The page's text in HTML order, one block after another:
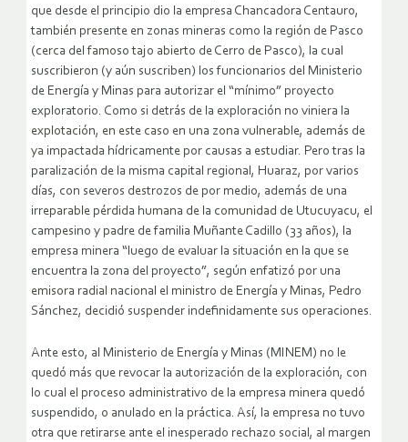
que desde el principio dio la empresa Chancadora Centauro,
también presente en zonas mineras como la región de Pasco
(cerca del famoso tajo abierto de Cerro de Pasco), la cual
suscribieron (y aún suscriben) los funcionarios del Ministerio
de Energía y Minas para autorizar el “mínimo” proyecto
exploratorio. Como si detrás de la exploración no viniera la
explotación, en este caso en una zona vulnerable, además de
ya impactada hídricamente por causas a estudiar. Pero tras la
paralización de la misma capital regional, Huaraz, por varios
días, con severos destrozos de por medio, además de una
irreparable pérdida humana de la comunidad de Utucuyacu, el
campesino y padre de familia Muñante Cadillo (33 años), la
empresa minera “luego de evaluar la situación en la que se
encuentra la zona del proyecto”, según enfatizó por una
emisora radial nacional el ministro de Energía y Minas, Pedro
Sánchez, decidió suspender indefinidamente sus operaciones.
Ante esto, al Ministerio de Energía y Minas (MINEM) no le
quedó más que revocar la autorización de la exploración, con
lo cual el proceso administrativo de la empresa minera quedó
suspendido, o anulado en la práctica. Así, la empresa no tuvo
otra que retirarse ante el inesperado rechazo social, al margen